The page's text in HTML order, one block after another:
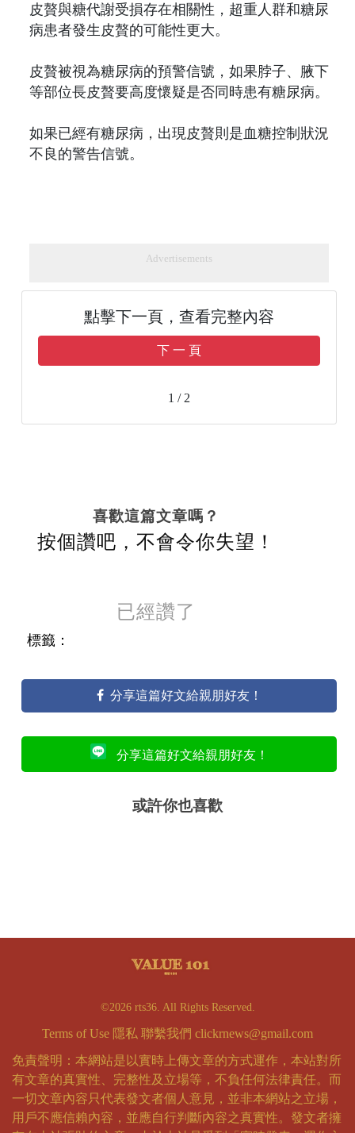
皮贅與糖代謝受損存在相關性，超重人群和糖尿
病患者發生皮贅的可能性更大。
皮贅被視為糖尿病的預警信號，如果脖子、腋下
等部位長皮贅要高度懷疑是否同時患有糖尿病。
如果已經有糖尿病，出現皮贅則是血糖控制狀況
不良的警告信號。
Advertisements
點擊下一頁，查看完整內容
下 一 頁
1 / 2
喜歡這篇文章嗎？
按個讚吧，不會令你失望！
已經讚了
標籤：
分享這篇好文給親朋好友！
分享這篇好文給親朋好友！
或許你也喜歡
©2026 rts36. All Rights Reserved.
Terms of Use 隱私 聯繫我們 clickrnews@gmail.com
免責聲明：本網站是以實時上傳文章的方式運作，本站對所
有文章的真實性、完整性及立場等，不負任何法律責任。而
一切文章內容只代表發文者個人意見，並非本網站之立場，
用戶不應信賴內容，並應自行判斷內容之真實性。發文者擁